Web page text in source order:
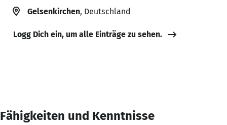
Gelsenkirchen, Deutschland
Logg Dich ein, um alle Einträge zu sehen.
Fähigkeiten und Kenntnisse